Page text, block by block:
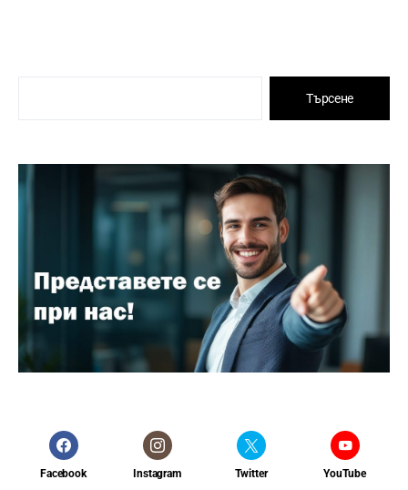
Търсене
Facebook Instagram Twitter YouTube